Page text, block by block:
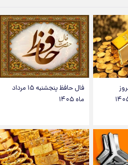
فال حافظ پنجشنبه ۱۵ مرداد
ماه ۱۴۰۵